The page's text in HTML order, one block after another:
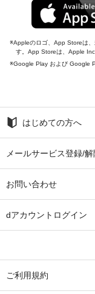
Appleのロゴ、App Storeは
す。App Storeは、Apple
Google Play および Google
はじめての方へ
メールサービス登録/解
お問い合わせ
dアカウントログイン
ご利用規約